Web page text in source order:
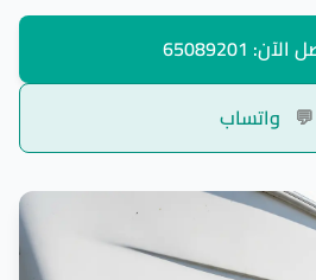
65089201
💬 واتساب